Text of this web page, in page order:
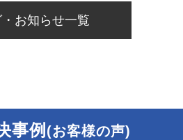
お知らせ一覧
事例 (お客様の声)